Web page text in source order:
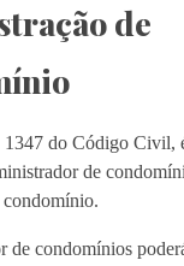
de
do Código Civil,
de
condomínio.
de condomínios